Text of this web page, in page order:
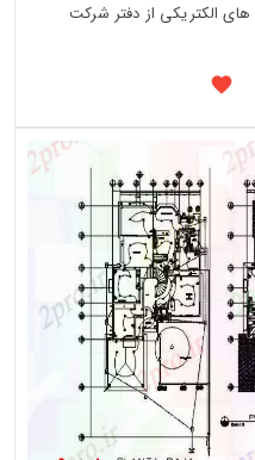
الکتریکی از دفتر شرکت